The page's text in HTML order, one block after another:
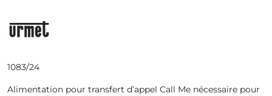
1083/24
Alimentation pour transfert d’appel Call Me nécessaire pour